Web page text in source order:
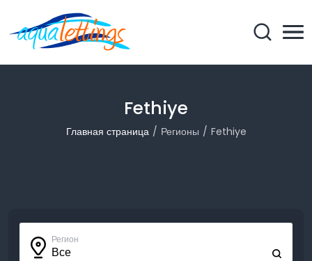
Fethiye
Главная страница Регионы Fethiye
Регион
Все